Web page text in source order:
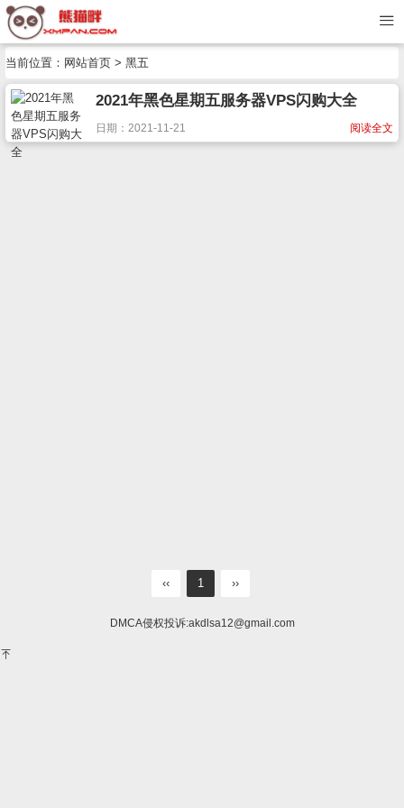
当前位置： 网站首页 > 黑五
2021年黑色星期五服务器VPS闪购大全
阅读全文
日期：2021-11-21
‹‹ 1 ››
DMCA侵权投诉:akdlsa12@gmail.com